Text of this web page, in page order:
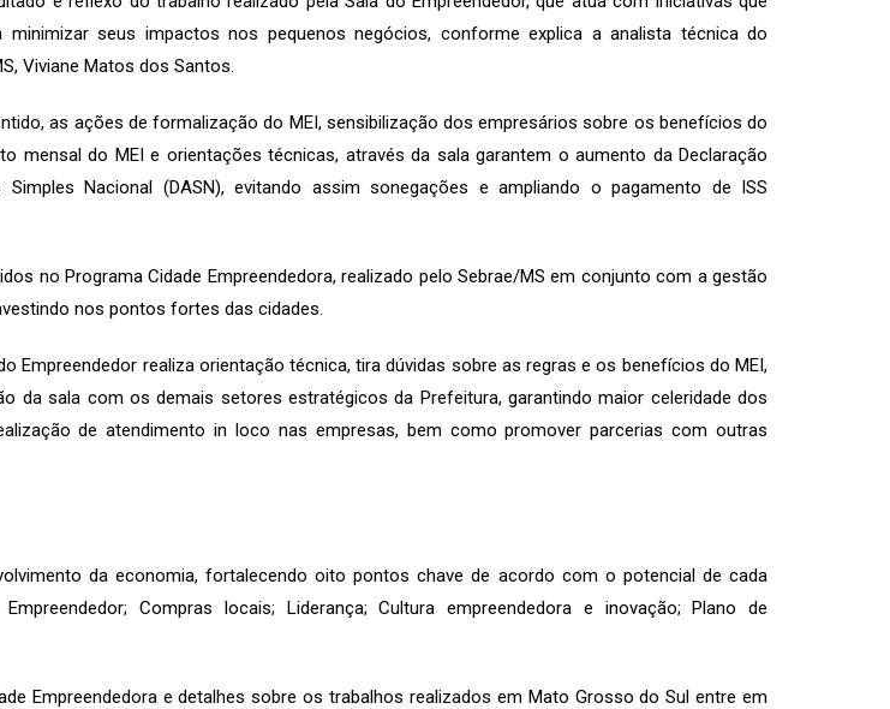
minimizar seus impactos nos pequenos negócios, conforme explica a analista técnica do
Viviane Matos dos Santos.
as ações de formalização do MEI, sensibilização dos empresários sobre os benefícios do
mensal do MEI e orientações técnicas, através da sala garantem o aumento da Declaração
Simples Nacional (DASN), evitando assim sonegações e ampliando o pagamento de ISS
no Programa Cidade Empreendedora, realizado pelo Sebrae/MS em conjunto com a gestão
nos pontos fortes das cidades.
Empreendedor realiza orientação técnica, tira dúvidas sobre as regras e os benefícios do MEI,
da sala com os demais setores estratégicos da Prefeitura, garantindo maior celeridade dos
de atendimento in loco nas empresas, bem como promover parcerias com outras
da economia, fortalecendo oito pontos chave de acordo com o potencial de cada
Compras locais; Liderança; Cultura empreendedora e inovação; Plano de
Empreendedora e detalhes sobre os trabalhos realizados em Mato Grosso do Sul entre em